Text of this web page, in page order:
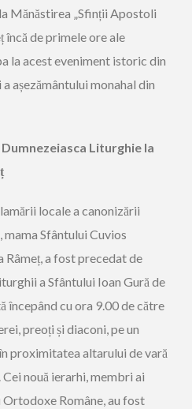
Mănăstirea „Sfinții Apostoli
încă de primele ore ale
la acest eveniment istoric din
așezământului monahal din
Liturghie la
locale a canonizării
Sfântului Cuvios
a fost precedat de
a Sfântului Ioan Gură de
începând cu ora 9.00 de către
preoți și diaconi, pe un
proximitatea altarului de vară
nouă ierarhi, membri ai
Române, au fost